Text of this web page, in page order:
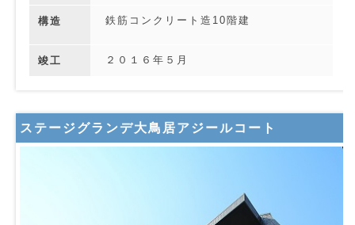
構造 鉄筋コンクリート造10階建
竣工 ２０１６年５月
ステージグランデ大鳥居アジールコート